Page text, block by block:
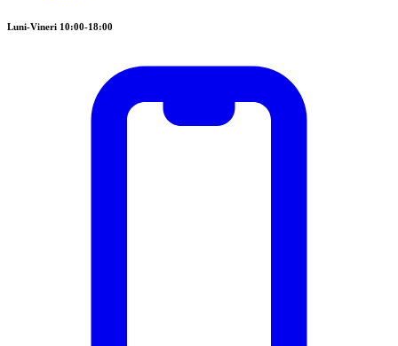
Luni-Vineri 10:00-18:00